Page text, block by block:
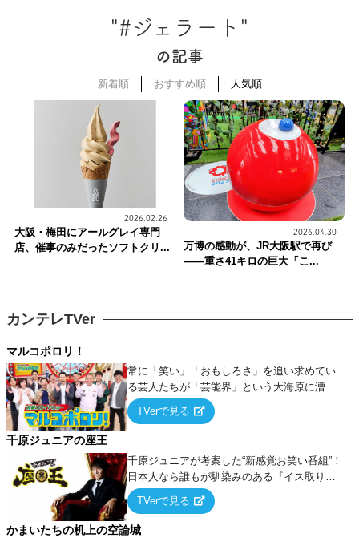
"#ジェラート"
の記事
新着順 おすすめ順 人気順
2026.02.26
大阪・梅田にアールグレイ専門
店、催事のみだったソフトクリ...
2026.04.30
万博の感動が、JR大阪駅で再び
――重さ41キロの巨大「こ...
カンテレTVer
マルコポロリ！
常に「笑い」「おもしろさ」を追い求めてい
る芸人たちが「芸能界」という大海原に漕ぎ
出でて、新たなオモシロ人間を発掘する！
TVerで見る
千原ジュニアの座王
千原ジュニアが考案した“新感覚お笑い番組”！
日本人なら誰もが馴染みのある『イス取りゲ
ーム』をベースに、大喜利・ギャグ・モノボ
ケ・歌…など様々なお題で芸人がショートネ
タを競い合う！
TVerで見る
かまいたちの机上の空論城